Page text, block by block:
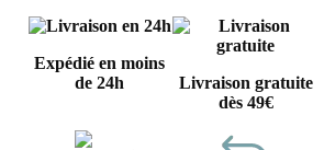
Expédié en moins
de 24h
Livraison gratuite
dès 49€